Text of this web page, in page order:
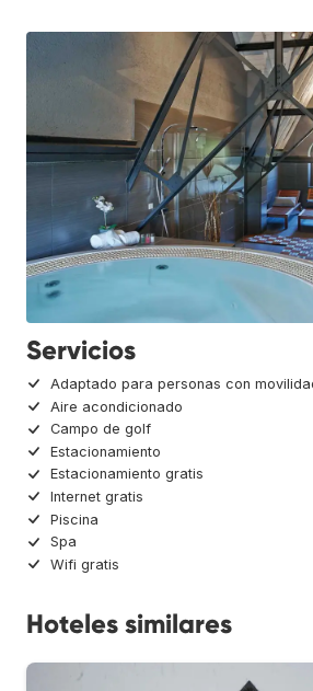
Servicios
Adaptado para personas con
Aire acondicionado
Campo de golf
Estacionamiento
Estacionamiento gratis
Internet gratis
Piscina
Spa
Wifi gratis
Hoteles similares